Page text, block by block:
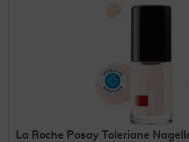
La Roche Posay Toleriane